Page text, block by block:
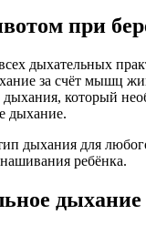
при
дыхательных
за счёт мышц
который
дыхание.
дыхания для
ребёнка.
дыхание